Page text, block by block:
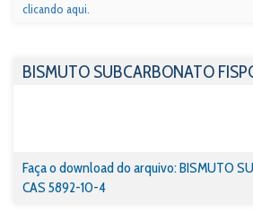
clicando aqui.
BISMUTO SUBCARBONATO
Faça o download do arquivo: BISMUTO
CAS 5892-10-4